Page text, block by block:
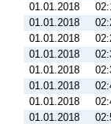
01.01.2018
01.01.2018
01.01.2018
01.01.2018
01.01.2018
01.01.2018
01.01.2018
01.01.2018